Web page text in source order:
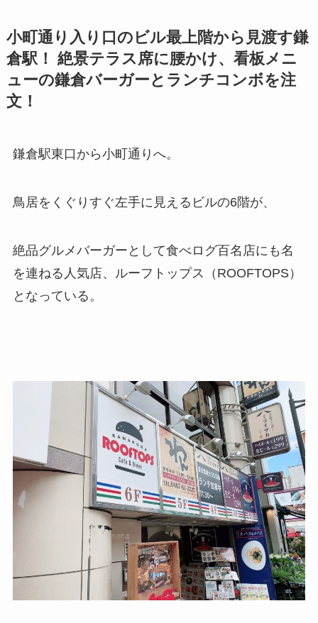
小町通り入り口のビル最上階から見渡す鎌
倉駅！ 絶景テラス席に腰かけ、看板メニ
ューの鎌倉バーガーとランチコンボを注
文！
鎌倉駅東口から小町通りへ。
鳥居をくぐりすぐ左手に見えるビルの6階が、
絶品グルメバーガーとして食べログ百名店にも名
を連ねる人気店、ルーフトップス（ROOFTOPS）
となっている。